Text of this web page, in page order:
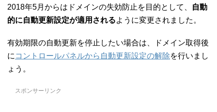
2018年5月からはドメインの失効防止を目的として、
自動
的に自動更新設定が適用されるように変更されました。
有効期限の自動更新を停止したい場合は、ドメイン取得後
にコントロールパネルから自動更新設定の解除を行いまし
ょう。
スポンサーリンク